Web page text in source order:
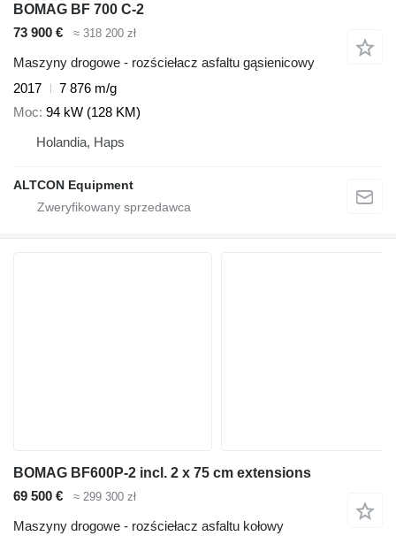
BOMAG BF 700 C-2
73 900 €
≈ 318 200 zł
Maszyny drogowe - rozściełacz asfaltu gąsienicowy
2017
7 876 m/g
Moc 94 kW (128 KM)
Holandia, Haps
ALTCON Equipment
BOMAG BF600P-2 incl. 2 x 75 cm extensions
69 500 €
≈ 299 300 zł
Maszyny drogowe - rozściełacz asfaltu kołowy